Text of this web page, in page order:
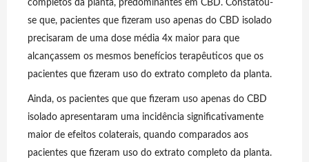
completos da planta, predominantes em CBD. Constatou-
se que, pacientes que fizeram uso apenas do CBD isolado
precisaram de uma dose média 4x maior para que
alcançassem os mesmos benefícios terapêuticos que os
pacientes que fizeram uso do extrato completo da planta.
Ainda, os pacientes que que fizeram uso apenas do CBD
isolado apresentaram uma incidência significativamente
maior de efeitos colaterais, quando comparados aos
pacientes que fizeram uso do extrato completo da planta.